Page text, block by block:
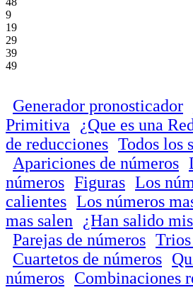
9
19
29
39
49
Generador pronosticador
Primitiva
¿Que es una
de reducciones Todos los
Apariciones de números
números Figuras Los
calientes Los números
mas salen
¿Han salido
Parejas de números
Cuartetos de números
números Combinaciones